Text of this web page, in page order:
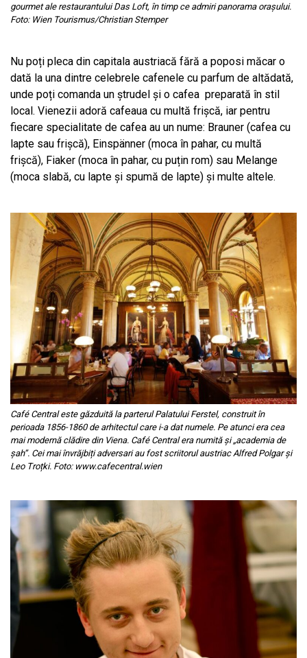
gourmet ale restaurantului Das Loft, în timp ce admiri panorama orașului.
Foto: Wien Tourismus/Christian Stemper
Nu poți pleca din capitala austriacă fără a poposi măcar o
dată la una dintre celebrele cafenele cu parfum de altădată,
unde poți comanda un ștrudel și o cafea preparată în stil
local. Vienezii adoră cafeaua cu multă frișcă, iar pentru
fiecare specialitate de cafea au un nume: Brauner (cafea cu
lapte sau frișcă), Einspänner (moca în pahar, cu multă
frișcă), Fiaker (moca în pahar, cu puțin rom) sau Melange
(moca slabă, cu lapte și spumă de lapte) și multe altele.
Café Central este găzduită la parterul Palatului Ferstel, construit în
perioada 1856-1860 de arhitectul care i-a dat numele. Pe atunci era cea
mai modernă clădire din Viena. Café Central era numită și „academia de
șah”. Cei mai învrăjbiți adversari au fost scriitorul austriac Alfred Polgar și
Leo Troțki. Foto: www.cafecentral.wien